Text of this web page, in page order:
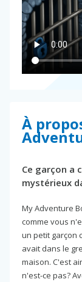
À
Ce garçon a
mystérieux
My Adventure
comme vous
un petit garçon
avait dans le
maison. C'est
n'est-ce pas?